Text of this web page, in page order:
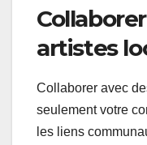
artistes
Collaborer avec
seulement votre
les liens